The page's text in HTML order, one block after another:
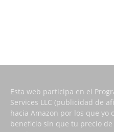
Esta web participa en el
Services LLC (publicidad de
hacia Amazon por los que yo
beneficio sin que tu precio